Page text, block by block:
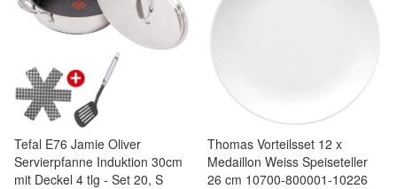
Tefal E76 Jamie Oliver
Servierpfanne Induktion 30cm
mit Deckel 4 tlg - Set 20, S
Thomas Vorteilsset 12 x
Medaillon Weiss Speiseteller
26 cm 10700-800001-10226